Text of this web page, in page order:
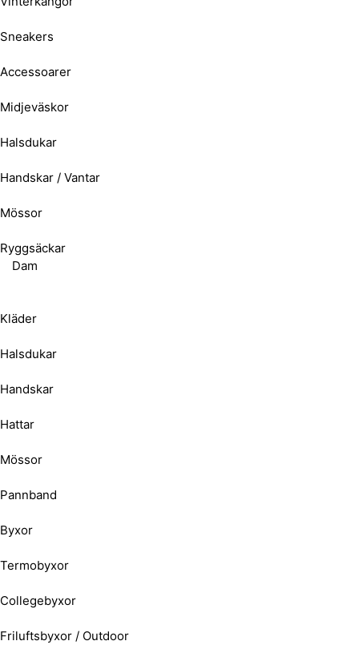
Sneakers
Accessoarer
Midjeväskor
Halsdukar
Handskar / Vantar
Mössor
Ryggsäckar
Dam
Kläder
Halsdukar
Handskar
Hattar
Mössor
Pannband
Byxor
Termobyxor
Collegebyxor
Friluftsbyxor / Outdoor